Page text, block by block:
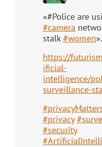
«#Police are
#camera
stalk#women».
https://
ificial-
intelligence/
surveillance-
#
#privacy #
#security
#